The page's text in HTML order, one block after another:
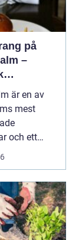
på
–
i
är en av
mest
och ett
f&ou...